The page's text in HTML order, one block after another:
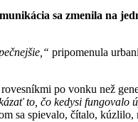
sa zmenila na
pripomenula
po vonku než
to, čo kedysi
sa spievalo, čítalo,